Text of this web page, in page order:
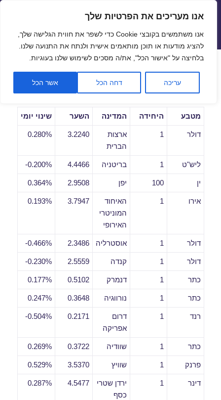
פתח
אנו מעריכים את הפרטיות שלך
אנו משתמשים בקובצי Cookie כדי לשפר את חווית הגלישה שלך,
להציג מודעות או תוכן מותאמים אישית ולנתח את התנועה שלנו.
בלחיצה על "אישור הכל", את/ה מסכים לשימוש שלנו בעוגיות.
עריכה דחה הכל אשר הכל
שערי חליפין יציגים – שער יציג
תפריטים
ווידג'טים
שערי חליפין יומיים לתאריך
17/08/2021
מטבע היחידה המדינה השער שינוי יומי
דולר 1
ארצות
הברית
3.2240
0.280%
ליש"ט 1 בריטניה 4.4466
0.200%-
ין 100 יפן 2.9508
0.364%
אירו 1
האיחוד
המוניטרי
האירופי
3.7947
0.193%
דולר 1 אוסטרליה 2.3486
0.466%-
דולר 1 קנדה 2.5559
0.230%-
כתר 1 דנמרק 0.5102
0.177%
כתר 1 נורווגיה 0.3648
0.247%
רנד 1
דרום
אפריקה
0.2171
0.504%-
כתר 1 שוודיה 0.3722
0.269%
פרנק 1 שוויץ 3.5370
0.529%
דינר 1
ירדן שטרי
כסף
4.5477
0.287%